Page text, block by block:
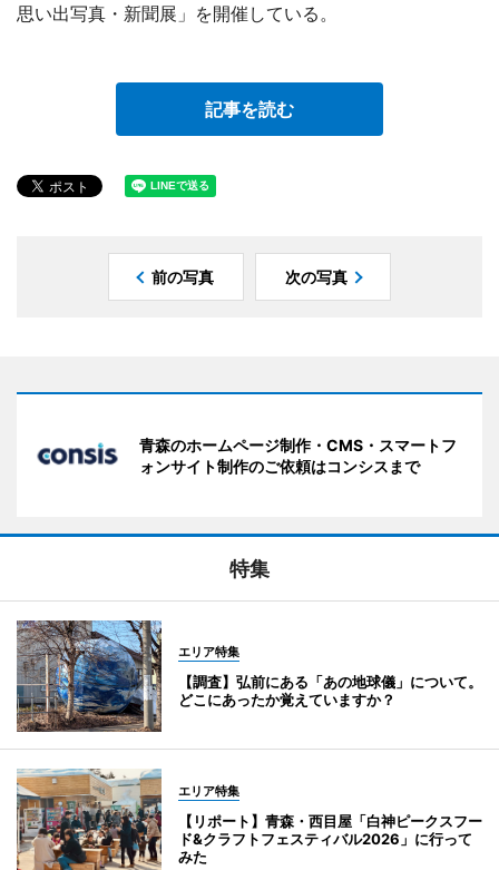
思い出写真・新聞展」を開催している。
記事を読む
前の写真 次の写真
青森のホームページ制作・CMS・スマートフ
ォンサイト制作のご依頼はコンシスまで
特集
エリア特集
【調査】弘前にある「あの地球儀」について。
どこにあったか覚えていますか？
エリア特集
【リポート】青森・西目屋「白神ピークスフー
ド&クラフトフェスティバル2026」に行って
みた